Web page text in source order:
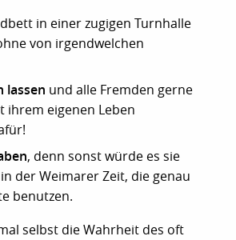
in einer zugigen Turnhalle
von irgendwelchen
lassen und alle Fremden gerne
ihrem eigenen Leben
, denn sonst würde es sie
in der Weimarer Zeit, die genau
benutzen.
selbst die Wahrheit des oft